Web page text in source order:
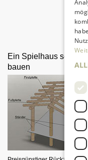
Ein Spielhaus selber
bauen